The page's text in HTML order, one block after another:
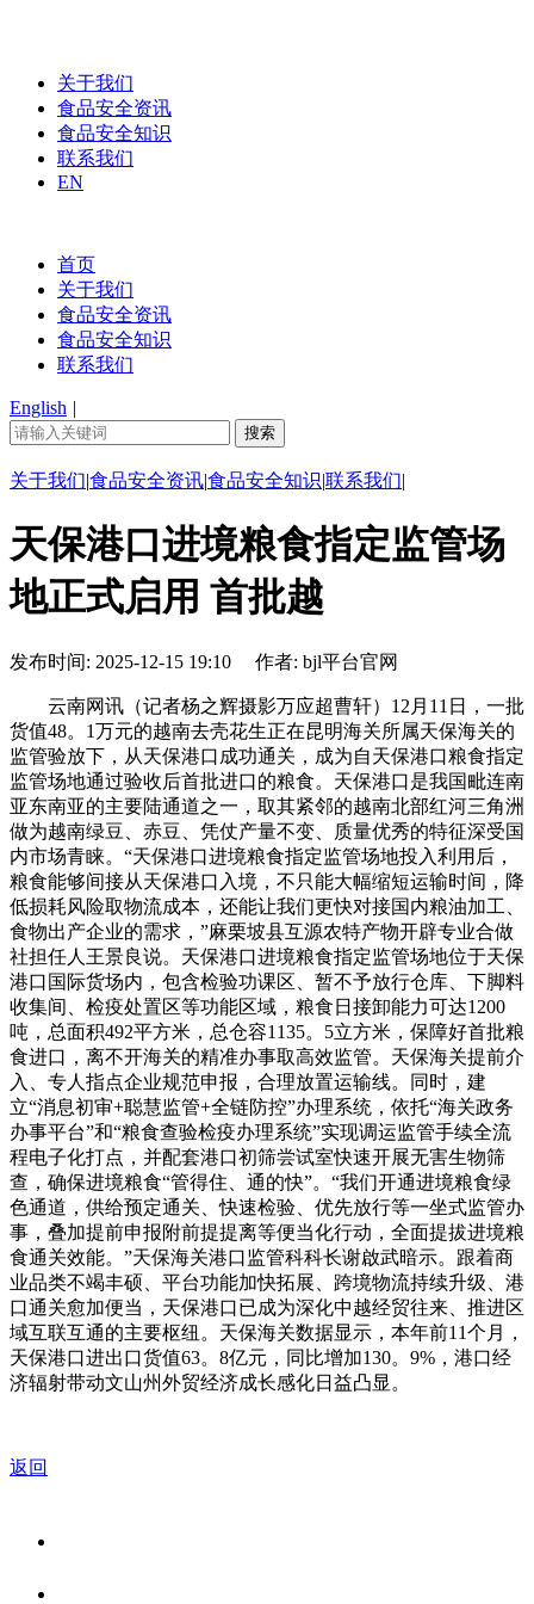
关于我们
食品安全资讯
食品安全知识
联系我们
EN
首页
关于我们
食品安全资讯
食品安全知识
联系我们
English |
关于我们|食品安全资讯|食品安全知识|联系我们|
天保港口进境粮食指定监管场
地正式启用 首批越
发布时间: 2025-12-15 19:10 作者: bjl平台官网
云南网讯（记者杨之辉摄影万应超曹轩）12月11日，一批
货值48。1万元的越南去壳花生正在昆明海关所属天保海关的
监管验放下，从天保港口成功通关，成为自天保港口粮食指定
监管场地通过验收后首批进口的粮食。天保港口是我国毗连南
亚东南亚的主要陆通道之一，取其紧邻的越南北部红河三角洲
做为越南绿豆、赤豆、凭仗产量不变、质量优秀的特征深受国
内市场青睐。“天保港口进境粮食指定监管场地投入利用后，
粮食能够间接从天保港口入境，不只能大幅缩短运输时间，降
低损耗风险取物流成本，还能让我们更快对接国内粮油加工、
食物出产企业的需求，”麻栗坡县互源农特产物开辟专业合做
社担任人王景良说。天保港口进境粮食指定监管场地位于天保
港口国际货场内，包含检验功课区、暂不予放行仓库、下脚料
收集间、检疫处置区等功能区域，粮食日接卸能力可达1200
吨，总面积492平方米，总仓容1135。5立方米，保障好首批粮
食进口，离不开海关的精准办事取高效监管。天保海关提前介
入、专人指点企业规范申报，合理放置运输线。同时，建
立“消息初审+聪慧监管+全链防控”办理系统，依托“海关政务
办事平台”和“粮食查验检疫办理系统”实现调运监管手续全流
程电子化打点，并配套港口初筛尝试室快速开展无害生物筛
查，确保进境粮食“管得住、通的快”。“我们开通进境粮食绿
色通道，供给预定通关、快速检验、优先放行等一坐式监管办
事，叠加提前申报附前提提离等便当化行动，全面提拔进境粮
食通关效能。”天保海关港口监管科科长谢啟武暗示。跟着商
业品类不竭丰硕、平台功能加快拓展、跨境物流持续升级、港
口通关愈加便当，天保港口已成为深化中越经贸往来、推进区
域互联互通的主要枢纽。天保海关数据显示，本年前11个月，
天保港口进出口货值63。8亿元，同比增加130。9%，港口经
济辐射带动文山州外贸经济成长感化日益凸显。
返回